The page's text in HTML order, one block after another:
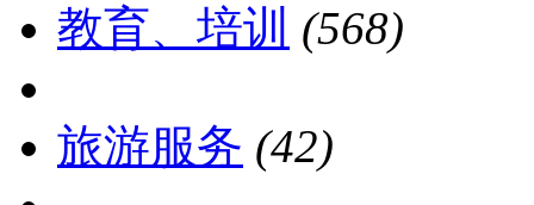
教育、培训 (568)
旅游服务 (42)